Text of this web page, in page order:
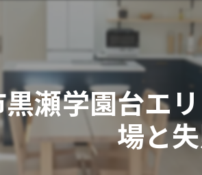
瀬学園台エ
場と